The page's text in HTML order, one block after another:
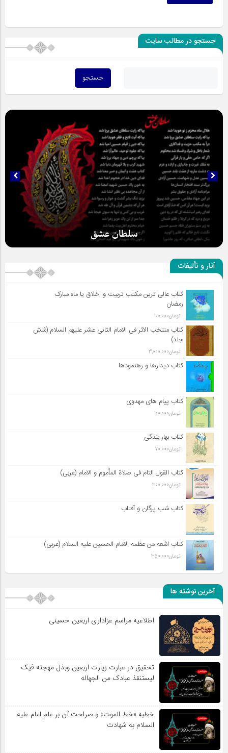
جستجو در مطالب سایت
سلطان عشق
آثار و تألیفات
کتاب عالی ترین مکتب تربیت و اخلاق یا ماه مبارک
رمضان
تومان100,000
کتاب منتخب الاثر فی الامام الثانی عشر علیهم السلام (شش
جلد)
تومان3,000,000
کتاب دیدارها و رهنمودها
کتاب پیام های مهدوی
تومان100,000
کتاب بهار بندگی
تومان70,000
کتاب القول التام فی صلاة المأموم و الامام (عربی)
تومان300,000
کتاب شب پرگان و آفتاب
کتاب اشعه من عظمه الامام الحسین علیه السلام (عربی)
تومان350,000
آخرین نوشته ها
اطلاعیه مراسم عزاداری اربعین حسینی
تحقیق در عبارت زیارت اربعین وبذل مهجته فیک
لیستنقذ عبادک من الجهاله
خطبه «خط الموت» و صراحت آن بر علم امام علیه
السلام به شهادت